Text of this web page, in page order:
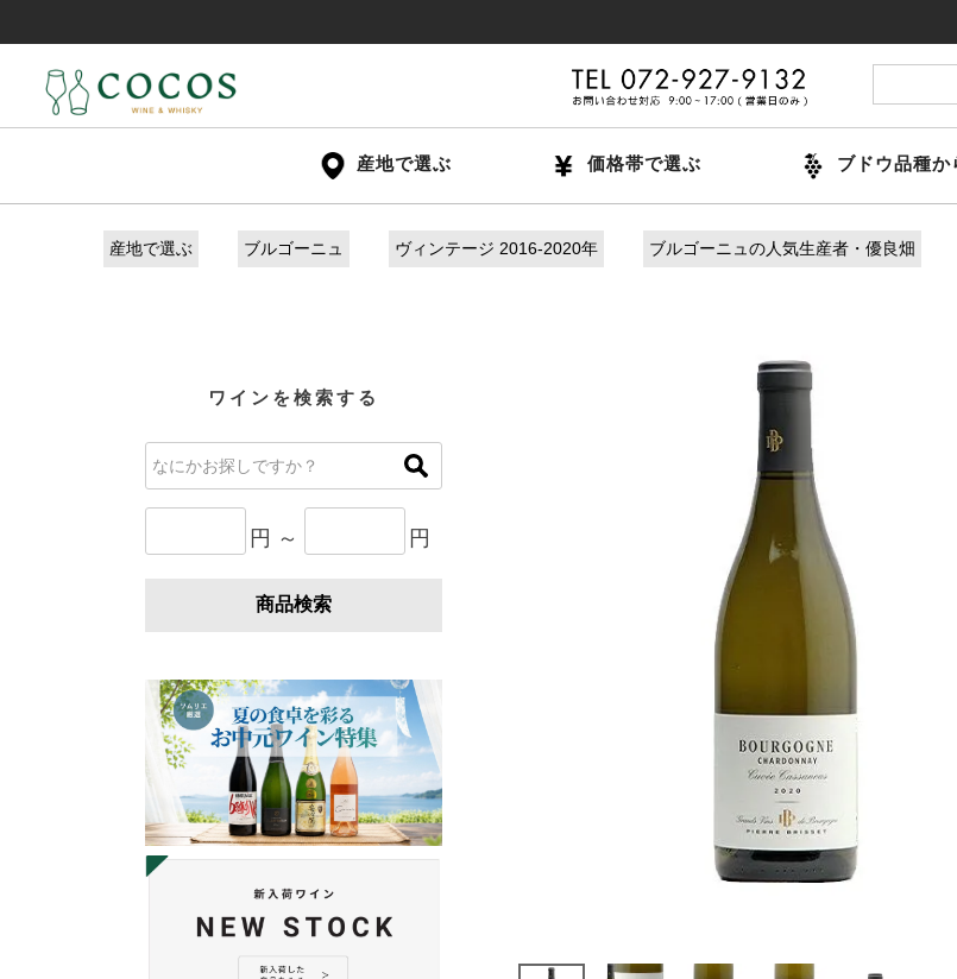
産地で選ぶ 価格帯で選ぶ ブドウ品種か
産地で選ぶ ブルゴーニュ ヴィンテージ 2016-2020年 ブルゴーニュの人気生産者・優良畑
ワインを検索する
円 ～ 円
商品検索